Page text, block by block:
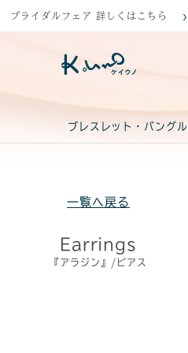
ブライダルフェア 詳しくはこちら
ブレスレット・バングル
一覧へ戻る
Earrings
『アラジン』/ピアス